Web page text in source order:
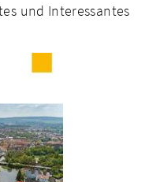
und Interessantes